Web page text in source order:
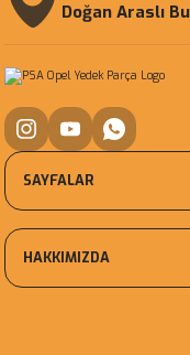
Doğan Araslı
SAYFALAR
HAKKIMIZDA